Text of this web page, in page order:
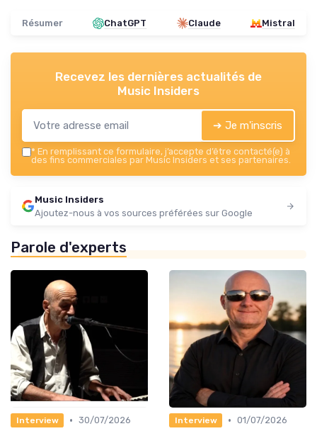
Résumer ChatGPT Claude Mistral
Recevez les dernières actualités de
Music Insiders
➔ Je m'inscris
* En remplissant ce formulaire, j’accepte d’être contacté(e) à
des fins commerciales par Music Insiders et ses partenaires.
Music Insiders
Ajoutez-nous à vos sources préférées sur Google
Parole d'experts
Interview • 30/07/2026
Interview • 01/07/2026